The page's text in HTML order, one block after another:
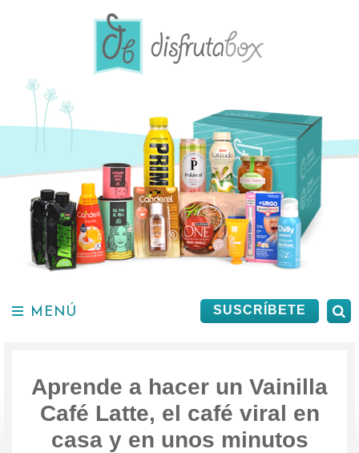
SUSCRÍBETE
MENÚ
Aprende a hacer un Vainilla
Café Latte, el café viral en
casa y en unos minutos